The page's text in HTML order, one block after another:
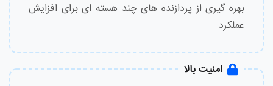
بهره گیری از پردازنده های چند هسته ای برای افزایش
عملکرد
امنیت بالا